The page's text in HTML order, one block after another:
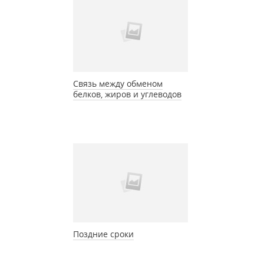
Связь между обменом
белков, жиров и углеводов
Поздние сроки